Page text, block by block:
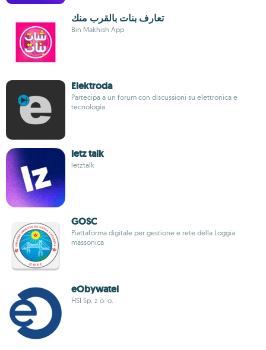
تعارف بنات بالقرب منك
Bin Makhish App
Elektroda
Partecipa a un forum con discussioni su elettronica e
tecnologia
letz talk
letztalk
GOSC
Piattaforma digitale per gestione e rete della Loggia
massonica
eObywatel
HSI Sp. z o. o.